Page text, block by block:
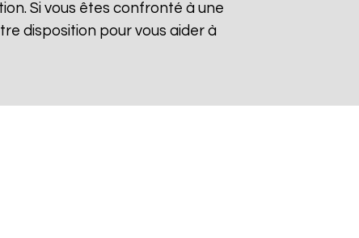
Si vous êtes confronté à une
disposition pour vous aider à